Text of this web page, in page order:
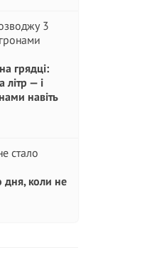
грядці:
— і
навіть
дня, коли не